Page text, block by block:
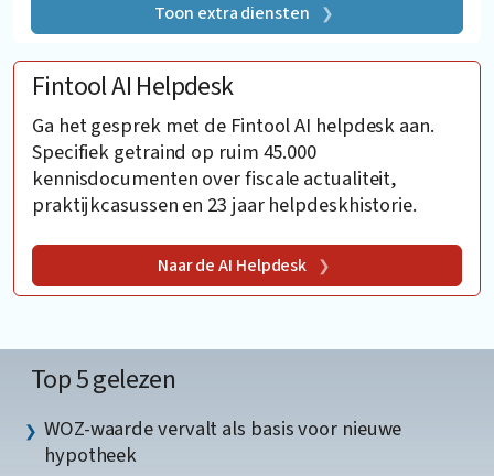
Toon extra diensten
Fintool AI Helpdesk
Ga het gesprek met de Fintool AI helpdesk aan.
Specifiek getraind op ruim 45.000
kennisdocumenten over fiscale actualiteit,
praktijkcasussen en 23 jaar helpdeskhistorie.
Naar de AI Helpdesk
Top 5 gelezen
WOZ-waarde vervalt als basis voor nieuwe
hypotheek